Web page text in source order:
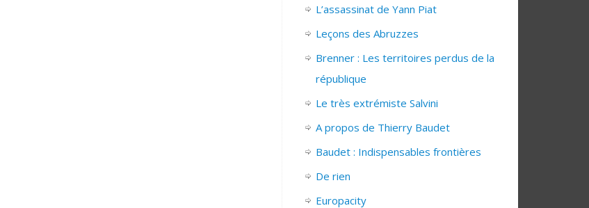
L’assassinat de Yann Piat
Leçons des Abruzzes
Brenner : Les territoires perdus de la
république
Le très extrémiste Salvini
A propos de Thierry Baudet
Baudet : Indispensables frontières
De rien
Europacity